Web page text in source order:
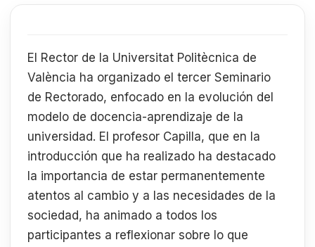
El Rector de la Universitat Politècnica de
València ha organizado el tercer Seminario
de Rectorado, enfocado en la evolución del
modelo de docencia-aprendizaje de la
universidad. El profesor Capilla, que en la
introducción que ha realizado ha destacado
la importancia de estar permanentemente
atentos al cambio y a las necesidades de la
sociedad, ha animado a todos los
participantes a reflexionar sobre lo que